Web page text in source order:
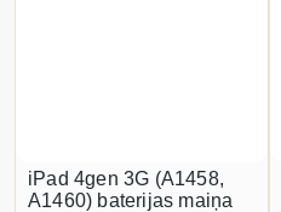
iPad 4gen 3G (A1458,
A1460) baterijas maiņa